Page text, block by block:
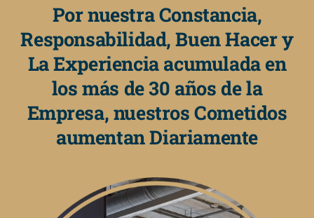
Por nuestra Constancia,
Responsabilidad, Buen Hacer y
La Experiencia acumulada en
los más de 30 años de la
Empresa, nuestros Cometidos
aumentan Diariamente